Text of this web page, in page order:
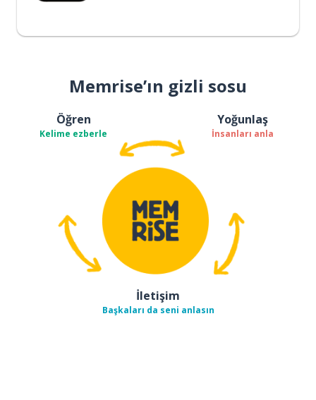
Memrise’ın gizli sosu
Öğren
Kelime ezberle
Yoğunlaş
İnsanları anla
İletişim
Başkaları da seni anlasın